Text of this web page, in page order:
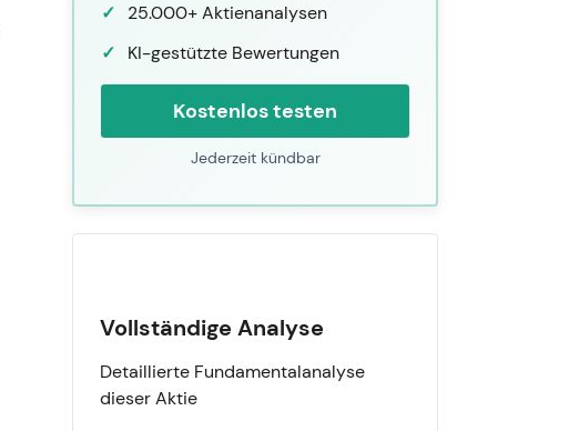
25.000+ Aktienanalysen
KI-gestützte Bewertungen
Kostenlos testen
Jederzeit kündbar
Vollständige Analyse
Detaillierte Fundamentalanalyse
dieser Aktie